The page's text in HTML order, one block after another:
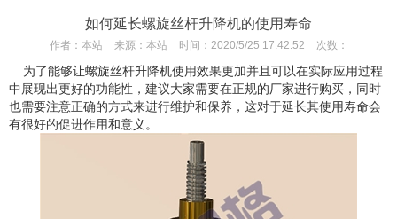
如何延长螺旋丝杆升降机的使用寿命
作者： 本站 来源： 本站 时间： 2020/5/25 17:42:52 次数：
为了能够让螺旋丝杆升降机使用效果更加并且可以在实际应用过程
中展现出更好的功能性，建议大家需要在正规的厂家进行购买，同时
也需要注意正确的方式来进行维护和保养，这对于延长其使用寿命会
有很好的促进作用和意义。